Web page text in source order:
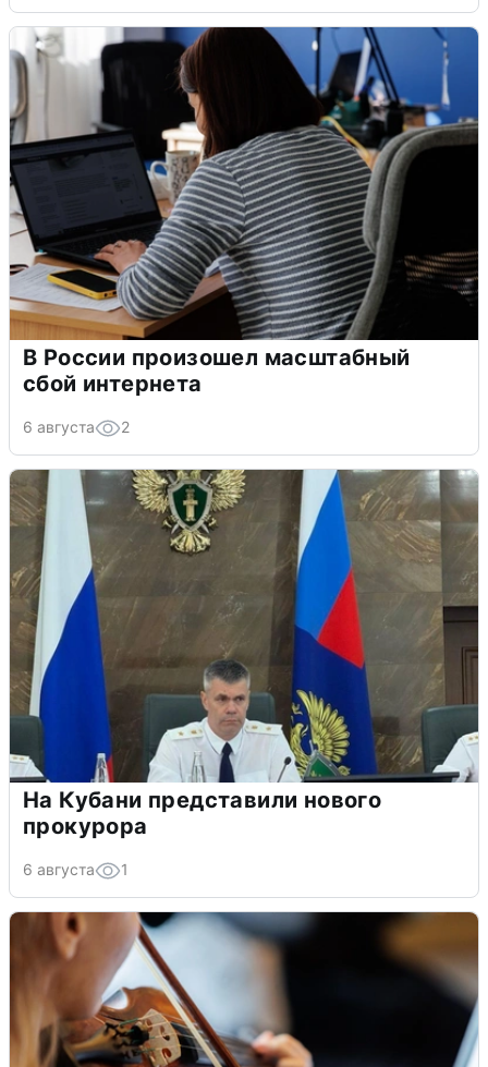
В России произошел масштабный
сбой интернета
6 августа 2
На Кубани представили нового
прокурора
6 августа 1